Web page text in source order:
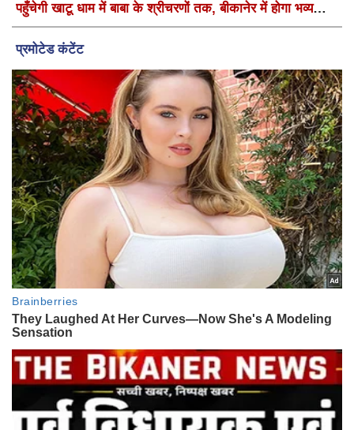
पहुँचेगी खाटू धाम में बाबा के श्रीचरणों तक, बीकानेर में होगा भव्य